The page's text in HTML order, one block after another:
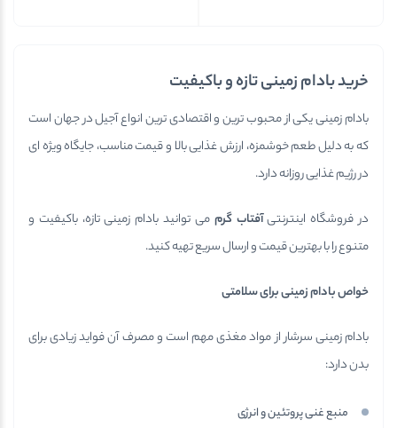
خرید بادام زمینی تازه و باکیفیت
بادام زمینی یکی از محبوب ترین و اقتصادی ترین انواع آجیل در جهان است
که به دلیل طعم خوشمزه، ارزش غذایی بالا و قیمت مناسب، جایگاه ویژه ای
در رژیم غذایی روزانه دارد.
در فروشگاه اینترنتیآفتاب گرم می توانید بادام زمینی تازه، باکیفیت و
متنوع را با بهترین قیمت و ارسال سریع تهیه کنید.
خواص بادام زمینی برای سلامتی
بادام زمینی سرشار از مواد مغذی مهم است و مصرف آن فواید زیادی برای
بدن دارد:
منبع غنی پروتئین و انرژی